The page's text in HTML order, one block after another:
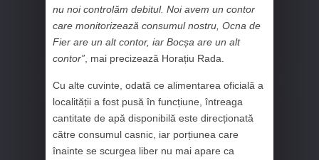
nu noi controlăm debitul. Noi avem un contor
care monitorizează consumul nostru, Ocna de
Fier are un alt contor, iar Bocșa are un alt
contor” , mai precizează Horațiu Rada.
Cu alte cuvinte, odată ce alimentarea oficială a
localității a fost pusă în funcțiune, întreaga
cantitate de apă disponibilă este direcționată
către consumul casnic, iar porțiunea care
înainte se scurgea liber nu mai apare ca